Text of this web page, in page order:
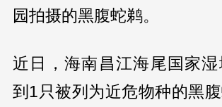
园拍摄的黑腹蛇鹈。
近日，海南昌江海尾国家
到1只被列为近危物种的黑